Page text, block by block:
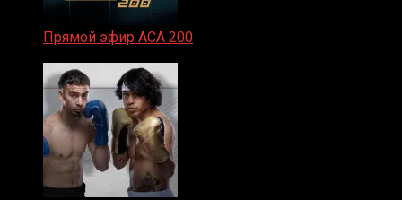
Прямой эфир ACA 200